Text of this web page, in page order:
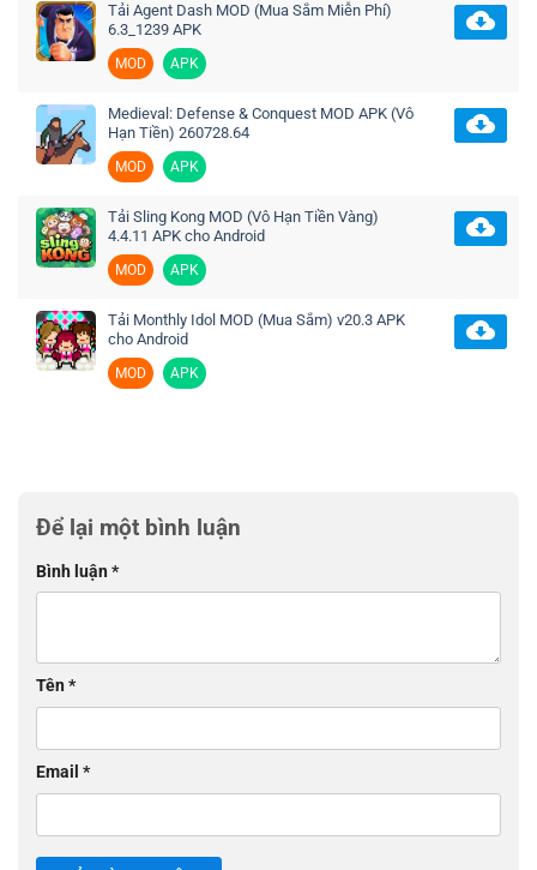
Tải Agent Dash MOD (Mua Sắm Miễn Phí)
6.3_1239 APK
MOD APK
Medieval: Defense & Conquest MOD APK (Vô
Hạn Tiền) 260728.64
MOD APK
Tải Sling Kong MOD (Vô Hạn Tiền Vàng)
4.4.11 APK cho Android
MOD APK
Tải Monthly Idol MOD (Mua Sắm) v20.3 APK
cho Android
MOD APK
Để lại một bình luận
Bình luận*
Tên*
Email *